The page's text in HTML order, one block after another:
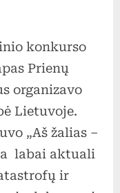
konkurso
Prienų
organizavo
Lietuvoje.
„Aš žalias –
labai aktuali
ir